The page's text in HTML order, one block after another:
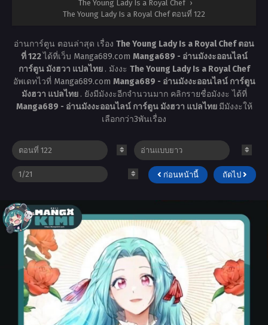
The Young Lady Is a Royal Chef ›
The Young Lady Is a Royal Chef ตอนที่ 122
อ่านการ์ตูน ตอนล่าสุด เรื่อง The Young Lady Is a Royal Chef ตอน
ที่ 122ได้ที่เว็บ Manga689.com Manga689 - อ่านมังงะออนไลน์
การ์ตูน มังฮวา แปลไทย . มังงะ The Young Lady Is a Royal Chef
อัพเดทไวที่ Manga689.com Manga689 - อ่านมังงะออนไลน์ การ์ตูน
มังฮวา แปลไทย . ยังมีมังงะอีกจำนวนมาก คลิกรายชื่อมังงะ ได้ที่
Manga689 - อ่านมังงะออนไลน์ การ์ตูน มังฮวา แปลไทย มีมังงะให้
เลือกกว่า3พันเรื่อง
ก่อนหน้านี้ ถัดไป